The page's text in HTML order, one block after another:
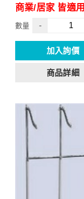
商業/居家 皆適用
數量 -
加入詢價
商品詳細